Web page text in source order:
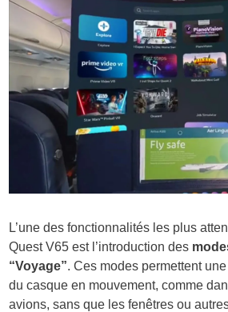
L’une des fonctionnalités les plus
Quest V65 est l’introduction des
“Voyage”. Ces modes permettent
du casque en mouvement, comme
avions, sans que les fenêtres ou